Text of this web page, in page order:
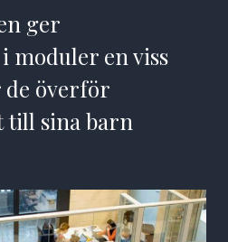
ger
moduler en viss
de överför
till sina barn